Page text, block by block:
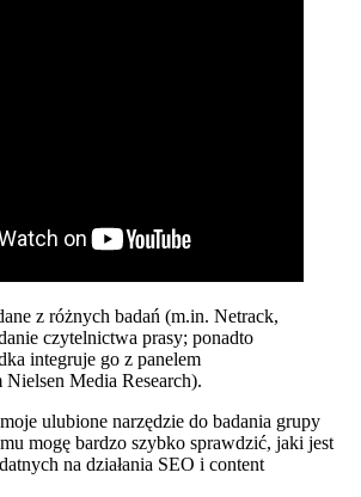
z różnych badań (m.in. Netrack,
czytelnictwa prasy; ponadto
integruje go z panelem
Nielsen Media Research).
ulubione narzędzie do badania grupy
mogę bardzo szybko sprawdzić, jaki jest
na działania SEO i content